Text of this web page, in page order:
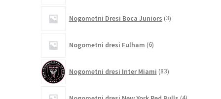
Nogometni Dresi Boca Juniors 3izdelki
Nogometni dresi Fulham 6izdelkov
Nogometni dresi Inter Miami 83izdelkov